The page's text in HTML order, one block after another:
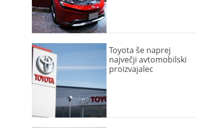
Toyota še naprej
največji avtomobilski
proizvajalec